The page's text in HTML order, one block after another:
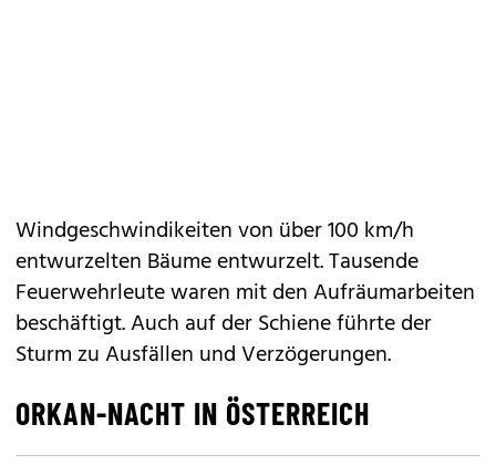
Windgeschwindikeiten von über 100 km/h
entwurzelten Bäume entwurzelt. Tausende
Feuerwehrleute waren mit den Aufräumarbeiten
beschäftigt. Auch auf der Schiene führte der
Sturm zu Ausfällen und Verzögerungen.
ORKAN-NACHT IN ÖSTERREICH